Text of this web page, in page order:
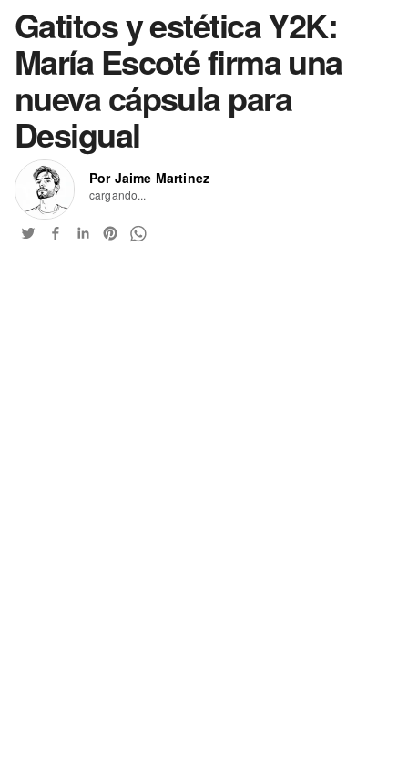
Gatitos y estética Y2K:
María Escoté firma una
nueva cápsula para
Desigual
Por Jaime Martinez
cargando...